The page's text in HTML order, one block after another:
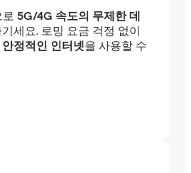
로 5G/4G 속도의 무제한 데
세요. 로밍 요금 걱정 없이
안정적인 인터넷을 사용할 수